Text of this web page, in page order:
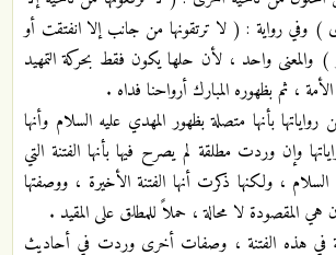
وفي رواية : ( لا ترتقونها من جانب إلا انفتقت أو
واحد ، لأن حلها يكون فقط بحركة التمهيد
، ثم بظهوره المبارك أرواحنا فداه .
بأنها متصلة بظهور المهدي عليه السلام وأنها
وإن وردت مطلقة لم يصرح فيها بأنها الفتنة التي
، ولكنها ذكرت أنها الفتنة الأخيرة ، ووصفتها
المقصودة لا محالة ، حملاً للمطلق على المقيد .
في هذه الفتنة ، وصفات أخرى وردت في أحاديث